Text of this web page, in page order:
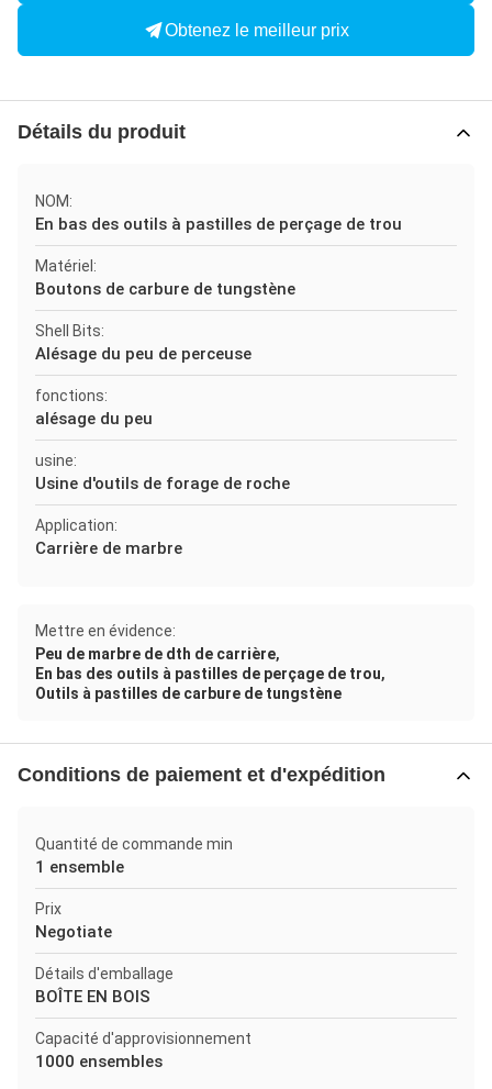
Obtenez le meilleur prix
Détails du produit
NOM:
En bas des outils à pastilles de perçage de trou
Matériel:
Boutons de carbure de tungstène
Shell Bits:
Alésage du peu de perceuse
fonctions:
alésage du peu
usine:
Usine d'outils de forage de roche
Application:
Carrière de marbre
Mettre en évidence:
Peu de marbre de dth de carrière,
En bas des outils à pastilles de perçage de trou,
Outils à pastilles de carbure de tungstène
Conditions de paiement et d'expédition
Quantité de commande min
1 ensemble
Prix
Negotiate
Détails d'emballage
BOÎTE EN BOIS
Capacité d'approvisionnement
1000 ensembles